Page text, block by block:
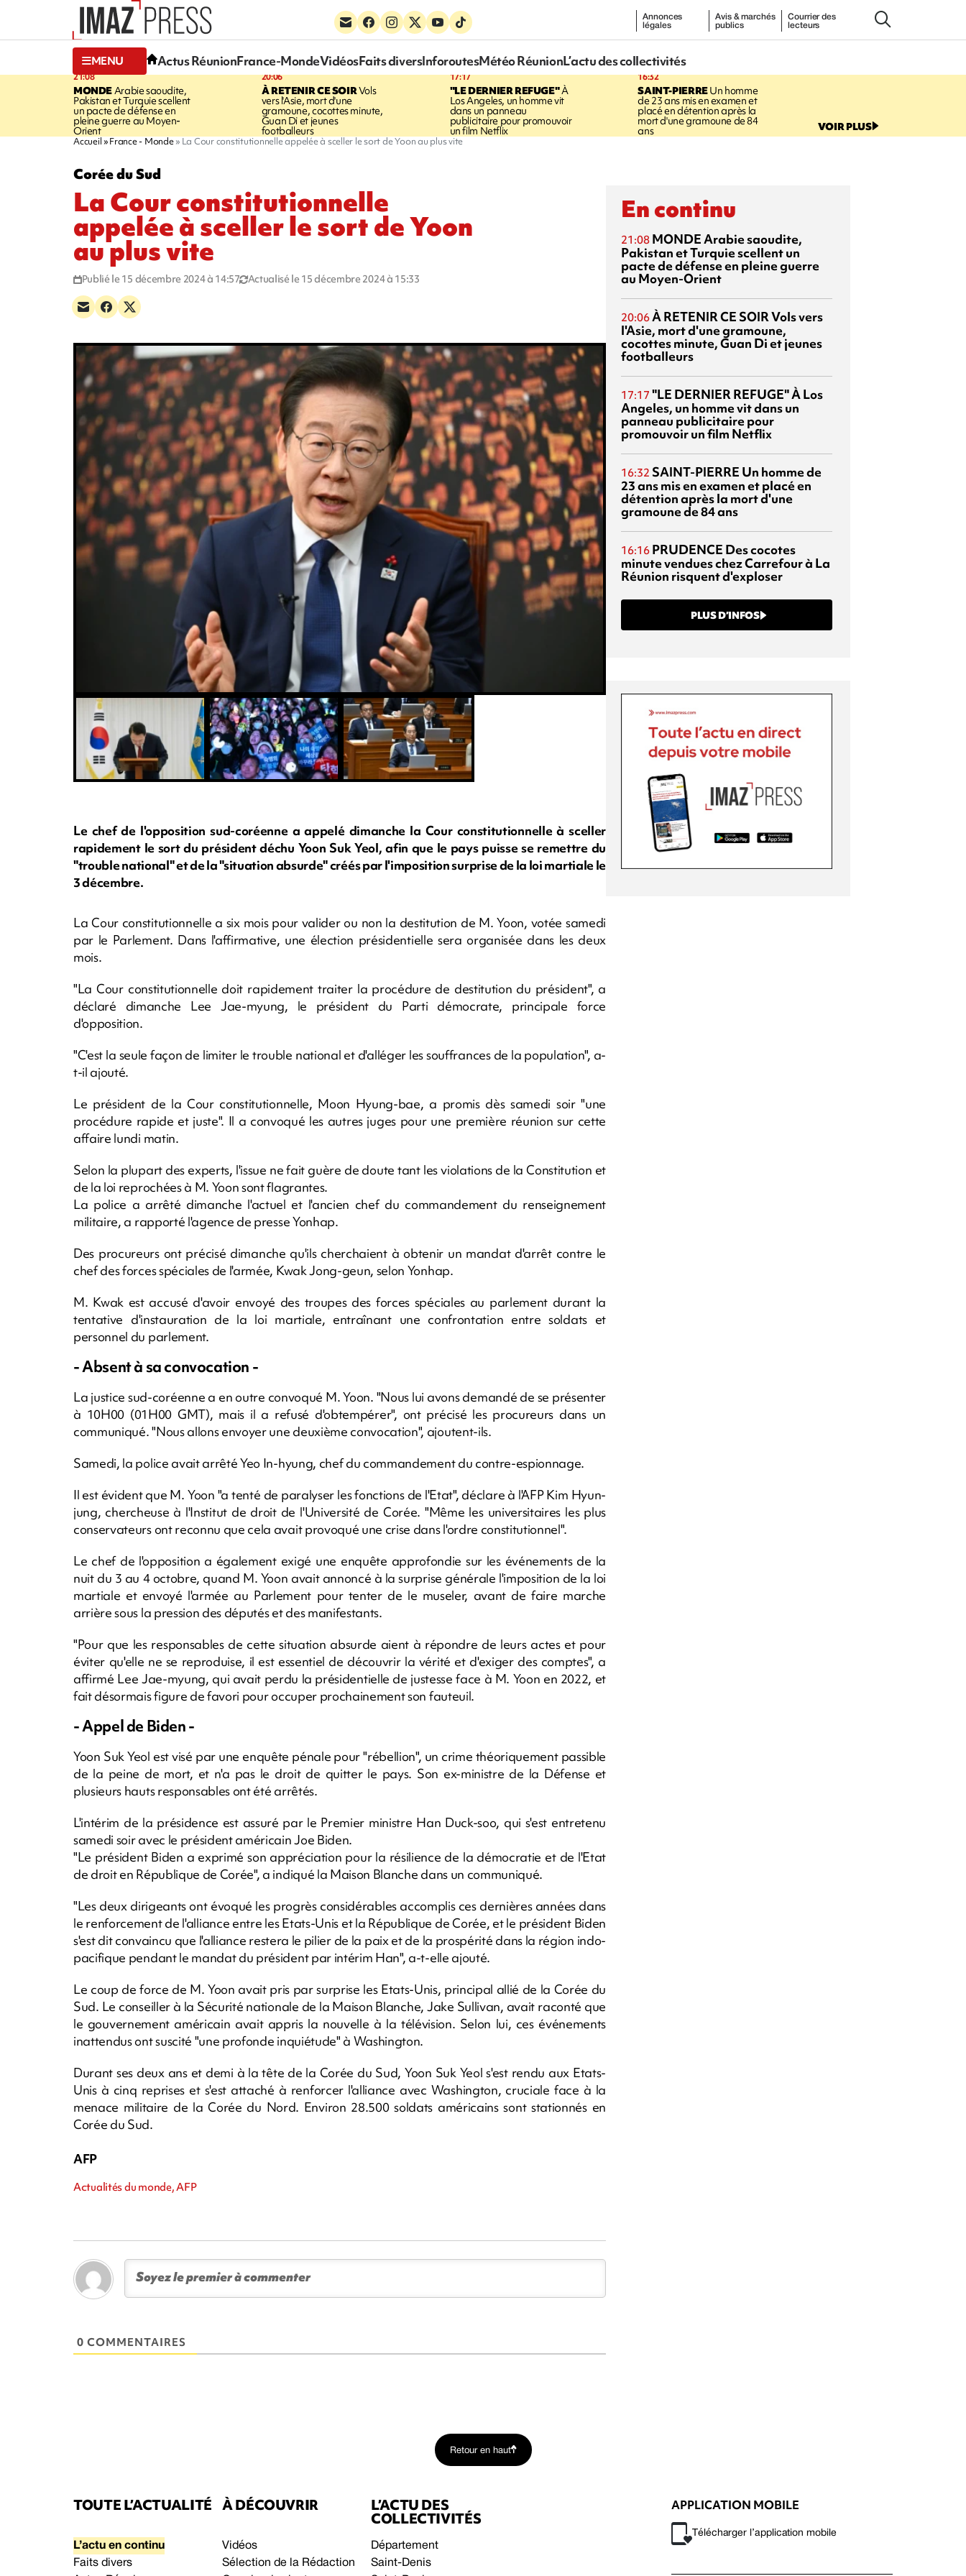
Annonces
légales
Avis & marchés
publics
Courrier des
lecteurs
MENU Actus RéunionFrance-MondeVidéosFaits diversInforoutesMétéo RéunionL’actu des collectivités
21:08
MONDE Arabie saoudite,
Pakistan et Turquie scellent
un pacte de défense en
pleine guerre au Moyen-
Orient
20:06
À RETENIR CE SOIRVols
vers l'Asie, mort d'une
gramoune, cocottes minute,
Guan Di et jeunes
footballeurs
17:17
"LE DERNIER REFUGE"À
Los Angeles, un homme vit
dans un panneau
publicitaire pour promouvoir
un film Netflix
16:32
SAINT-PIERREUn homme
de 23 ans mis en examen et
placé en détention après la
mort d'une gramoune de 84
ans VOIR PLUS
Accueil France - Monde La Cour constitutionnelle appelée à sceller le sort de Yoon au plus vite
Corée du Sud
La Cour constitutionnelle
appelée à sceller le sort de Yoon
au plus vite
Publié le 15 décembre 2024 à 14:57 Actualisé le 15 décembre 2024 à 15:33
Le chef de l'opposition sud-coréenne a appelé dimanche la Cour constitutionnelle à sceller
rapidement le sort du président déchu Yoon Suk Yeol, afin que le pays puisse se remettre du
"trouble national" et de la "situation absurde" créés par l'imposition surprise de la loi martiale le
3 décembre.
La Cour constitutionnelle a six mois pour valider ou non la destitution de M. Yoon, votée samedi
par le Parlement. Dans l'affirmative, une élection présidentielle sera organisée dans les deux
mois.
"La Cour constitutionnelle doit rapidement traiter la procédure de destitution du président", a
déclaré dimanche Lee Jae-myung, le président du Parti démocrate, principale force
d'opposition.
"C'est la seule façon de limiter le trouble national et d'alléger les souffrances de la population", a-
t-il ajouté.
Le président de la Cour constitutionnelle, Moon Hyung-bae, a promis dès samedi soir "une
procédure rapide et juste". Il a convoqué les autres juges pour une première réunion sur cette
affaire lundi matin.
Selon la plupart des experts, l'issue ne fait guère de doute tant les violations de la Constitution et
de la loi reprochées à M. Yoon sont flagrantes.
La police a arrêté dimanche l'actuel et l'ancien chef du commandement du renseignement
militaire, a rapporté l'agence de presse Yonhap.
Des procureurs ont précisé dimanche qu'ils cherchaient à obtenir un mandat d'arrêt contre le
chef des forces spéciales de l'armée, Kwak Jong-geun, selon Yonhap.
M. Kwak est accusé d'avoir envoyé des troupes des forces spéciales au parlement durant la
tentative d'instauration de la loi martiale, entraînant une confrontation entre soldats et
personnel du parlement.
- Absent à sa convocation -
La justice sud-coréenne a en outre convoqué M. Yoon. "Nous lui avons demandé de se présenter
à 10H00 (01H00 GMT), mais il a refusé d'obtempérer", ont précisé les procureurs dans un
communiqué. "Nous allons envoyer une deuxième convocation", ajoutent-ils.
Samedi, la police avait arrêté Yeo In-hyung, chef du commandement du contre-espionnage.
Il est évident que M. Yoon "a tenté de paralyser les fonctions de l'Etat", déclare à l'AFP Kim Hyun-
jung, chercheuse à l'Institut de droit de l'Université de Corée. "Même les universitaires les plus
conservateurs ont reconnu que cela avait provoqué une crise dans l'ordre constitutionnel".
Le chef de l'opposition a également exigé une enquête approfondie sur les événements de la
nuit du 3 au 4 octobre, quand M. Yoon avait annoncé à la surprise générale l'imposition de la loi
martiale et envoyé l'armée au Parlement pour tenter de le museler, avant de faire marche
arrière sous la pression des députés et des manifestants.
"Pour que les responsables de cette situation absurde aient à répondre de leurs actes et pour
éviter qu'elle ne se reproduise, il est essentiel de découvrir la vérité et d'exiger des comptes", a
affirmé Lee Jae-myung, qui avait perdu la présidentielle de justesse face à M. Yoon en 2022, et
fait désormais figure de favori pour occuper prochainement son fauteuil.
- Appel de Biden -
Yoon Suk Yeol est visé par une enquête pénale pour "rébellion", un crime théoriquement passible
de la peine de mort, et n'a pas le droit de quitter le pays. Son ex-ministre de la Défense et
plusieurs hauts responsables ont été arrêtés.
L'intérim de la présidence est assuré par le Premier ministre Han Duck-soo, qui s'est entretenu
samedi soir avec le président américain Joe Biden.
"Le président Biden a exprimé son appréciation pour la résilience de la démocratie et de l'Etat
de droit en République de Corée", a indiqué la Maison Blanche dans un communiqué.
"Les deux dirigeants ont évoqué les progrès considérables accomplis ces dernières années dans
le renforcement de l'alliance entre les Etats-Unis et la République de Corée, et le président Biden
s'est dit convaincu que l'alliance restera le pilier de la paix et de la prospérité dans la région indo-
pacifique pendant le mandat du président par intérim Han", a-t-elle ajouté.
Le coup de force de M. Yoon avait pris par surprise les Etats-Unis, principal allié de la Corée du
Sud. Le conseiller à la Sécurité nationale de la Maison Blanche, Jake Sullivan, avait raconté que
le gouvernement américain avait appris la nouvelle à la télévision. Selon lui, ces événements
inattendus ont suscité "une profonde inquiétude" à Washington.
Durant ses deux ans et demi à la tête de la Corée du Sud, Yoon Suk Yeol s'est rendu aux Etats-
Unis à cinq reprises et s'est attaché à renforcer l'alliance avec Washington, cruciale face à la
menace militaire de la Corée du Nord. Environ 28.500 soldats américains sont stationnés en
Corée du Sud.
AFP
Actualités du monde, AFP
0 COMMENTAIRES
En continu
21:08 MONDEArabie saoudite,
Pakistan et Turquie scellent un
pacte de défense en pleine guerre
au Moyen-Orient
20:06À RETENIR CE SOIRVols vers
l'Asie, mort d'une gramoune,
cocottes minute, Guan Di et jeunes
footballeurs
17:17 "LE DERNIER REFUGE"À Los
Angeles, un homme vit dans un
panneau publicitaire pour
promouvoir un film Netflix
16:32 SAINT-PIERRE Un homme de
23 ans mis en examen et placé en
détention après la mort d'une
gramoune de 84 ans
16:16 PRUDENCE Des cocotes
minute vendues chez Carrefour à La
Réunion risquent d'exploser
PLUS D’INFOS
Retour en haut
TOUTE L’ACTUALITÉ
L’actu en continu
Faits divers
À DÉCOUVRIR
Vidéos
Sélection de la Rédaction
L’ACTU DES
COLLECTIVITÉS
Département
Saint-Denis
APPLICATION MOBILE
Télécharger l’application mobile